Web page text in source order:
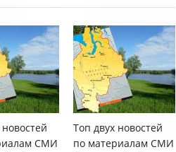
СМИ
Топ двух новостей
по материалам СМИ